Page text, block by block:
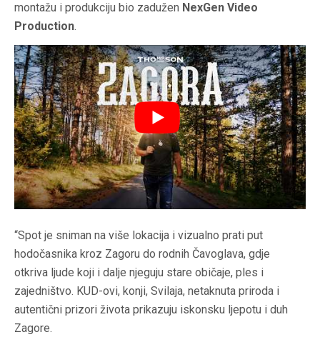
montažu i produkciju bio zadužen NexGen Video
Production.
“Spot je sniman na više lokacija i vizualno prati put
hodočasnika kroz Zagoru do rodnih Čavoglava, gdje
otkriva ljude koji i dalje njeguju stare običaje, ples i
zajedništvo. KUD-ovi, konji, Svilaja, netaknuta priroda i
autentični prizori života prikazuju iskonsku ljepotu i duh
Zagore.